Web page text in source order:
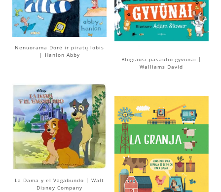
Nenuorama Dorė ir piratų lobis
| Hanlon Abby
Blogiausi pasaulio gyvūnai |
Walliams David
La Dama y el Vagabundo | Walt
Disney Company